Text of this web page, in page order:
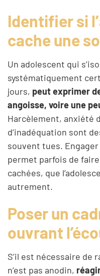
Identifier si
cache une
Un adolescent qui
systématiquement
jours, peut exprimer
angoisse, voire une
Harcèlement, anxiété
d’inadéquation sont
souvent tues.
permet parfois de
cachées, que
autrement.
Poser un
ouvrant
S’il est nécessaire de
n’est pas anodin,